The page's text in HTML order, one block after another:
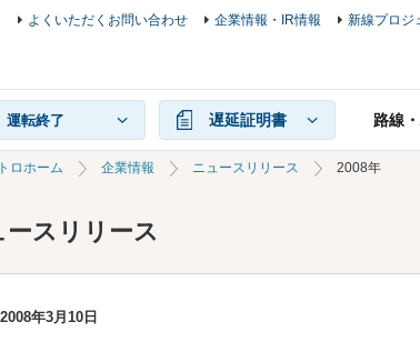
運転終了 遅延証明書 路線
よくいただくお問い合わせ 企業情報・IR情報 新線プロジ
ロホーム 企業情報 ニュースリリース 2008年
ースリリース
年3月10日